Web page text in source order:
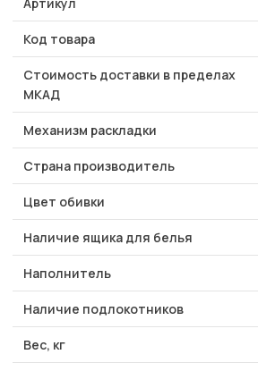
Код товара
Стоимость доставки в пределах
МКАД
Механизм раскладки
Страна производитель
Цвет обивки
Наличие ящика для белья
Наполнитель
Наличие подлокотников
Вес, кг